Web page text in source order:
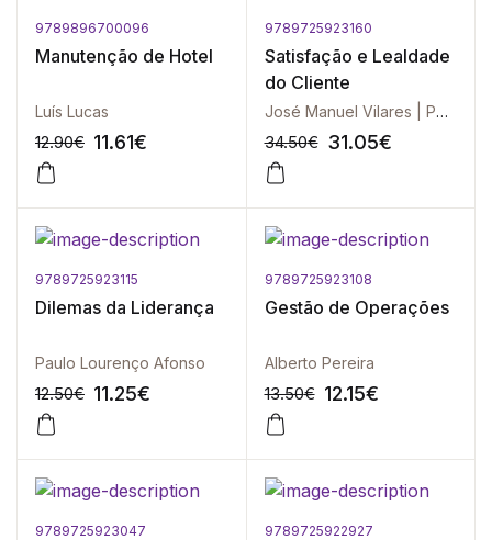
9789896700096
Manutenção de Hotel
Luís Lucas
12.90€ 11.61€
9789725923160
Satisfação e Lealdade
do Cliente
José Manuel Vilares | Pedro Simões Coelho
34.50€ 31.05€
9789725923115
Dilemas da Liderança
Paulo Lourenço Afonso
12.50€ 11.25€
9789725923108
Gestão de Operações
Alberto Pereira
13.50€ 12.15€
9789725923047 9789725922927